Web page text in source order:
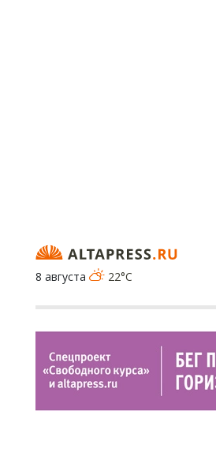
8 августа
22°C